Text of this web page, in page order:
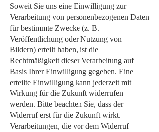
Soweit Sie uns eine Einwilligung zur
Verarbeitung von personenbezogenen Daten
für bestimmte Zwecke (z. B.
Veröffentlichung oder Nutzung von
Bildern) erteilt haben, ist die
Rechtmäßigkeit dieser Verarbeitung auf
Basis Ihrer Einwilligung gegeben. Eine
erteilte Einwilligung kann jederzeit mit
Wirkung für die Zukunft widerrufen
werden. Bitte beachten Sie, dass der
Widerruf erst für die Zukunft wirkt.
Verarbeitungen, die vor dem Widerruf